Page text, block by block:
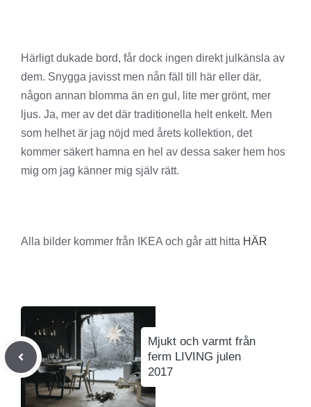
Härligt dukade bord, får dock ingen direkt julkänsla av
dem. Snygga javisst men nån fäll till här eller där,
någon annan blomma än en gul, lite mer grönt, mer
ljus. Ja, mer av det där traditionella helt enkelt. Men
som helhet är jag nöjd med årets kollektion, det
kommer säkert hamna en hel av dessa saker hem hos
mig om jag känner mig själv rätt.
Alla bilder kommer från IKEA och går att hitta HÄR
Mjukt och varmt från
ferm LIVING julen
2017